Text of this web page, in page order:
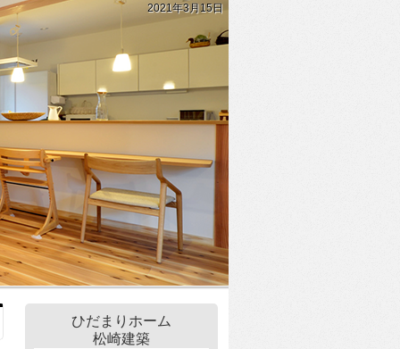
2021年3月15日
ひだまりホーム
松崎建築